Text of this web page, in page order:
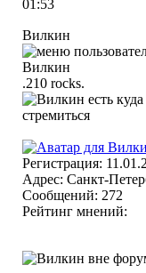
01:53
Вилкин
.210 rocks.
Регистрация:
Адрес: Санкт-
Сообщений: 272
Рейтинг мнений: